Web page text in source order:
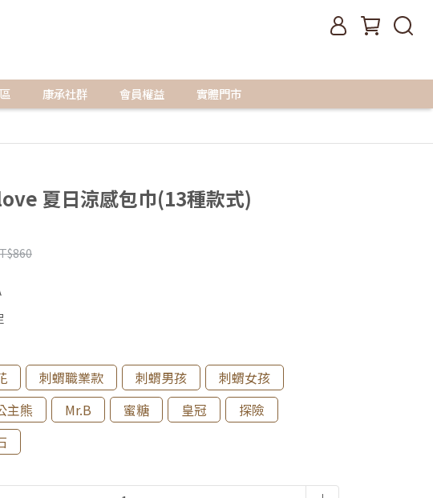
康承社群 會員權益 實體門市
夏日涼感包巾(13種款式)
刺蝟職業款 刺蝟男孩
刺蝟女孩
主熊 Mr.B 蜜糖 皇冠
探險